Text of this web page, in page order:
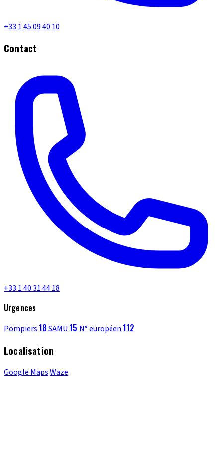
+33 1 45 09 40 10
Contact
+33 1 40 31 44 18
Urgences
Pompiers 18SAMU 15 N° européen 112
Localisation
Google MapsWaze